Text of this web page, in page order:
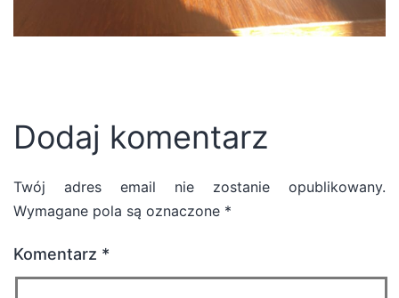
Dodaj komentarz
Twój adres email nie zostanie opublikowany.
Wymagane pola są oznaczone *
Komentarz *